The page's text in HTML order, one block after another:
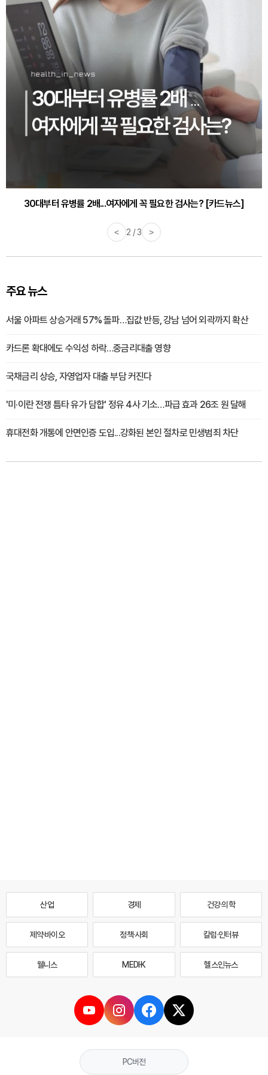
30대부터 유병률 2배...여자에게 꼭 필요한 검사는? [카드뉴스]
감기·독감 예방하고 면역력 높이는 4가지 영양제 [카드뉴스]
< 2 / 3 >
주요 뉴스
서울 아파트 상승거래 57% 돌파…집값 반등, 강남 넘어 외곽까지 확산
카드론 확대에도 수익성 하락…중금리대출 영향
국채금리 상승, 자영업자 대출 부담 커진다
'미·이란 전쟁 틈타 유가 담합' 정유 4사 기소…파급 효과 26조 원 달해
휴대전화 개통에 안면인증 도입...강화된 본인 절차로 민생범죄 차단
산업 경제 건강·의학
제약·바이오 정책·사회 칼럼·인터뷰
웰니스 MEDI·K 헬스인뉴스
PC버전